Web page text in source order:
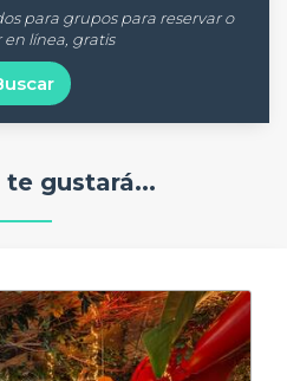
para grupos para reservar o
en línea, gratis
te gustará...